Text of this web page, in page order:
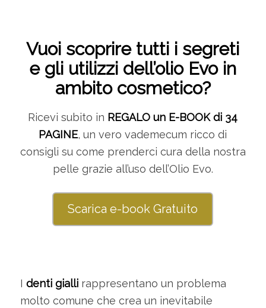
Vuoi scoprire tutti i segreti
e gli utilizzi dell’olio Evo in
ambito cosmetico?
Ricevi subito in REGALO un E-BOOK di 34
PAGINE, un vero vademecum ricco di
consigli su come prenderci cura della nostra
pelle grazie all’uso dell’Olio Evo.
Scarica e-book Gratuito
I denti giallirappresentano un problema
molto comune che crea un inevitabile